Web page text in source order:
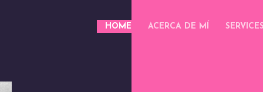
HOME ACERCA DE MÍ